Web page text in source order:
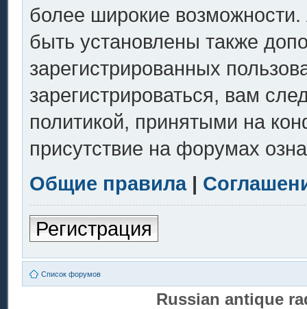
более широкие
быть установлены также
зарегистрированных
зарегистрироваться, вам
политикой, принятыми на
присутствие на форумах
Общие правила|
Регистрация
Список форумов
Russian antique